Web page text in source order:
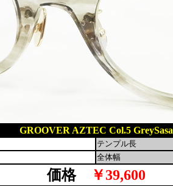
GROOVER AZTEC Col.5 GreySasa
テンプル長
全体幅
価格￥39,600